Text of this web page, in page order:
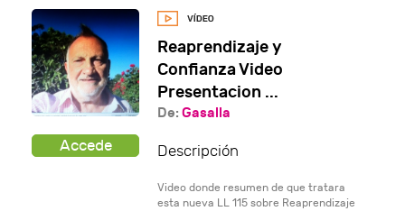
Reaprendizaje y
Confianza Video
Presentacion ...
De:Gasalla
Descripción
Video donde resumen de que tratara
esta nueva LL 115 sobre Reaprendizaje